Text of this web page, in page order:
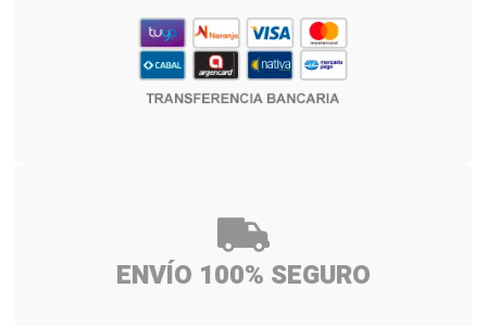
ENVÍO 100% SEGURO